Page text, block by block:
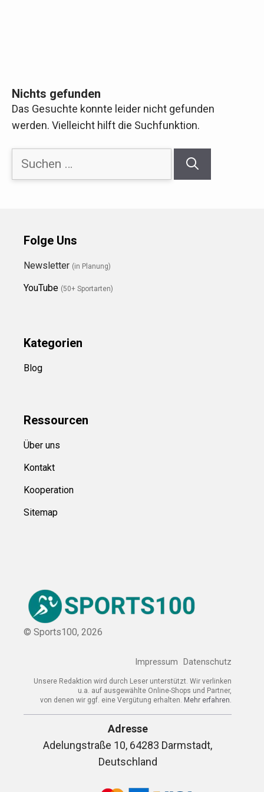
Nichts gefunden
Das Gesuchte konnte leider nicht gefunden
werden. Vielleicht hilft die Suchfunktion.
Folge Uns
Newsletter (in Planung)
YouTube (50+ Sportarten)
Kategorien
Blog
Ressourcen
Über uns
Kontakt
Kooperation
Sitemap
© Sports100, 2026
Impressum Datenschutz
Unsere Redaktion wird durch Leser unterstützt. Wir verlinken
u.a. auf ausgewählte Online-Shops und Partner,
von denen wir ggf. eine Vergütung erhalten. Mehr erfahren.
Adresse
Adelungstraße 10, 64283 Darmstadt,
Deutschland